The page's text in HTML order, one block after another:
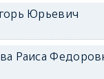
Юрьевич
Раиса